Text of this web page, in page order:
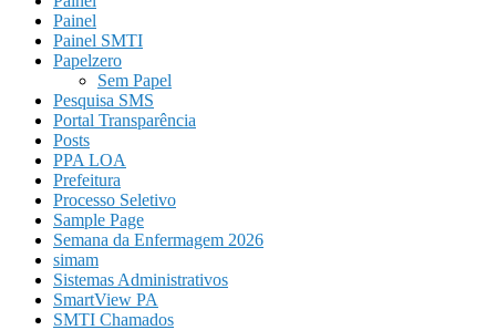
Painel
Painel SMTI
Papelzero
Sem Papel
Pesquisa SMS
Portal Transparência
Posts
PPA LOA
Prefeitura
Processo Seletivo
Sample Page
Semana da Enfermagem 2026
simam
Sistemas Administrativos
SmartView PA
SMTI Chamados